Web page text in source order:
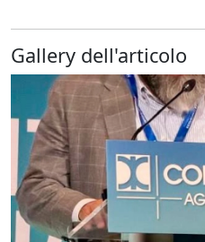
Gallery dell'articolo